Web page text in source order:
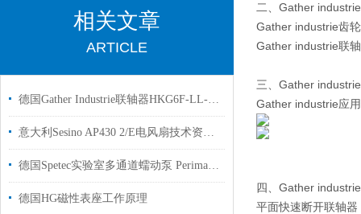
相关文章
ARTICLE
德国Gather Industrie联轴器HKG6F-LL-R01-ST3/4“-CD01用于化工行业使用
意大利Sesino AP430 2/E电风扇技术资料用于包装行业
德国Spetec实验室多通道蠕动泵 Perimax 12/6使用介绍
德国HG磁性表座工作原理
二、Gather
Gather industrie齿
Gather industrie联
三、Gather
Gather industrie应
四、Gather
平面快速断开联轴器